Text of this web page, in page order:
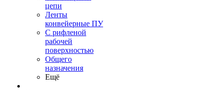
цепи
Ленты
конвейерные ПУ
С рифленой
рабочей
поверхностью
Общего
назначения
Ещё